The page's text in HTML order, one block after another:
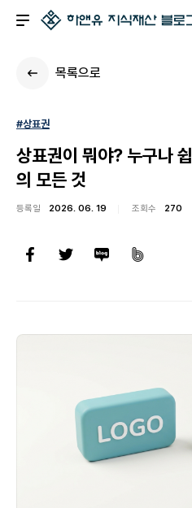
목록으로
#상표권
상표권이 뭐야? 누구나
의 모든 것
등록일 2026. 06. 19 조회수 270